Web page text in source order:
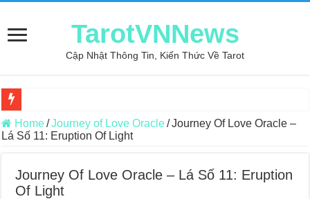
TarotVNNews
Cập Nhật Thông Tin, Kiến Thức Về Tarot
Review may áo thun tại xưởng may Dony
Top 5 Cuốn Sách Hướng Dẫn Đọc Bài Tarot Bằng Tiếng Việt
Konxari Cards – Trải Nghiệm Kết Nối Với Thế Giới Tâm Linh
Querent Tìm Đến Nhiều Tarot Reader Nhưng Không Thấy Thỏa
Home/Journey of Love Oracle/Journey Of Love Oracle –
Lá Số 11: Eruption Of Light
Journey Of Love Oracle – Lá Số 11: Eruption
Of Light